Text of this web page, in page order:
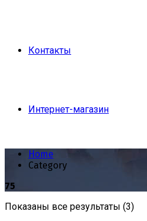
Контакты
Интернет-магазин
Home
Category
75
Показаны все результаты (3)